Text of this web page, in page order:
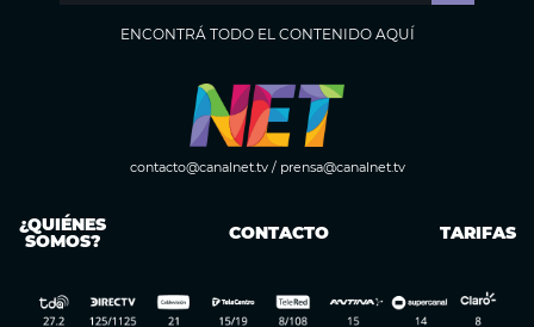
ENCONTRÁ TODO EL CONTENIDO AQUÍ
contacto@canalnet.tv/ prensa@canalnet.tv
¿QUIÉNES
SOMOS? CONTACTO TARIFAS